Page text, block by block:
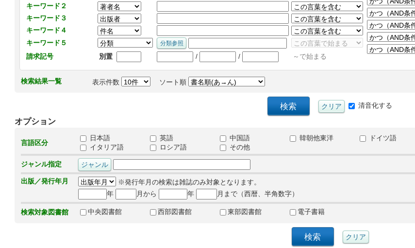
キーワード２
キーワード３
キーワード４
キーワード５
請求記号
別置 / / ～で始まる
検索結果一覧 表示件数 ソート順
清音化する
オプション
言語区分
日本語 英語 中国語 韓朝他東洋 ドイツ語
イタリア語
ロシア語 その他
ジャンル指定
出版／発行年月
※発行年月の検索は雑誌のみ対象となります。
年
月から 年 月まで（西暦、半角数字）
検索対象図書館 中央図書館 西部図書館 東部図書館 電子書籍